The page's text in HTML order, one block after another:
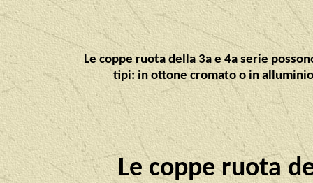
Le coppe ruota della 3a e 4a serie
tipi: in ottone cromato o in
Le coppe ruota